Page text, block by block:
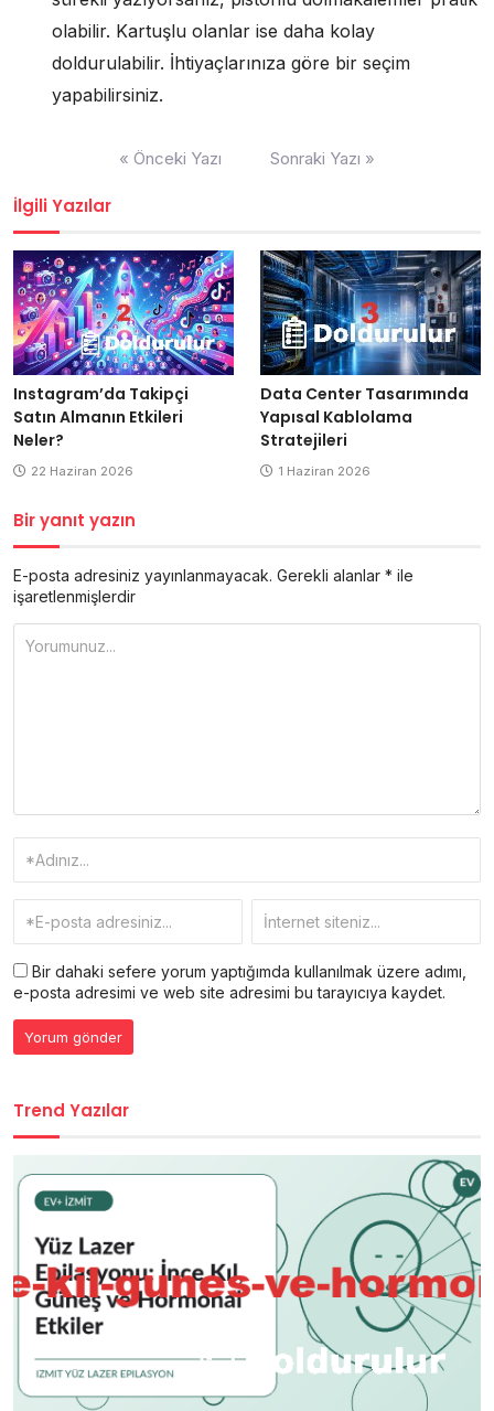
olabilir. Kartuşlu olanlar ise daha kolay
doldurulabilir. İhtiyaçlarınıza göre bir seçim
yapabilirsiniz.
« Önceki Yazı Sonraki Yazı »
İlgili Yazılar
Instagram’da Takipçi
Satın Almanın Etkileri
Neler?
22 Haziran 2026
Data Center Tasarımında
Yapısal Kablolama
Stratejileri
1 Haziran 2026
Bir yanıt yazın
E-posta adresiniz yayınlanmayacak. Gerekli alanlar * ile
işaretlenmişlerdir
Bir dahaki sefere yorum yaptığımda kullanılmak üzere adımı,
e-posta adresimi ve web site adresimi bu tarayıcıya kaydet.
Trend Yazılar